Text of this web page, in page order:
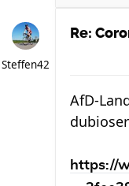
Steffen42
Re:
AfD-
https://